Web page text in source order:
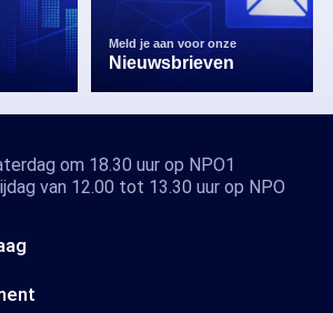
Meld je aan voor onze
Nieuwsbrieven
om 18.30 uur op NPO1
van 12.00 tot 13.30 uur op NPO